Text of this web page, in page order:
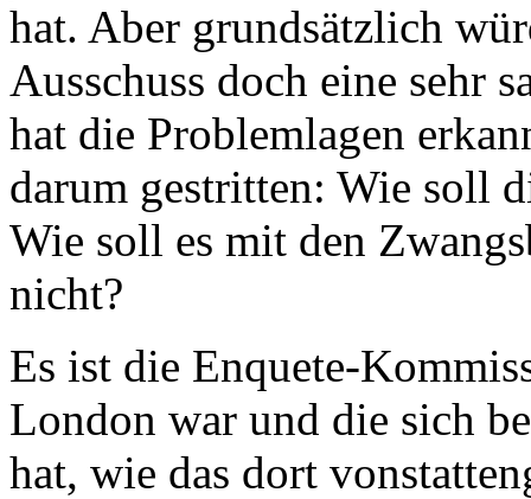
hat. Aber grundsätzlich
Ausschuss doch eine sehr
hat die Problemlagen
darum gestritten: Wie soll
Wie soll es mit den
nicht?
Es ist die Enquete-
London war und die sich
hat, wie das dort